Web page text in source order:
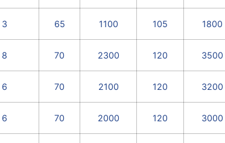
3 65 1100 105 1800
8 70 2300 120 3500
6 70 2100 120 3200
6 70 2000 120 3000